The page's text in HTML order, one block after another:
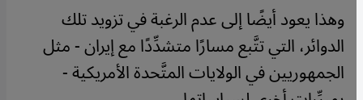
وهذا يعود أيضًا إلى عدم الرغبة في تزويد تلك
الدوائر، التي تتَّبع مسارًا متشدِّدًا مع إيران - مثل
الجمهوريين في الولايات المتَّحدة الأمريكية -